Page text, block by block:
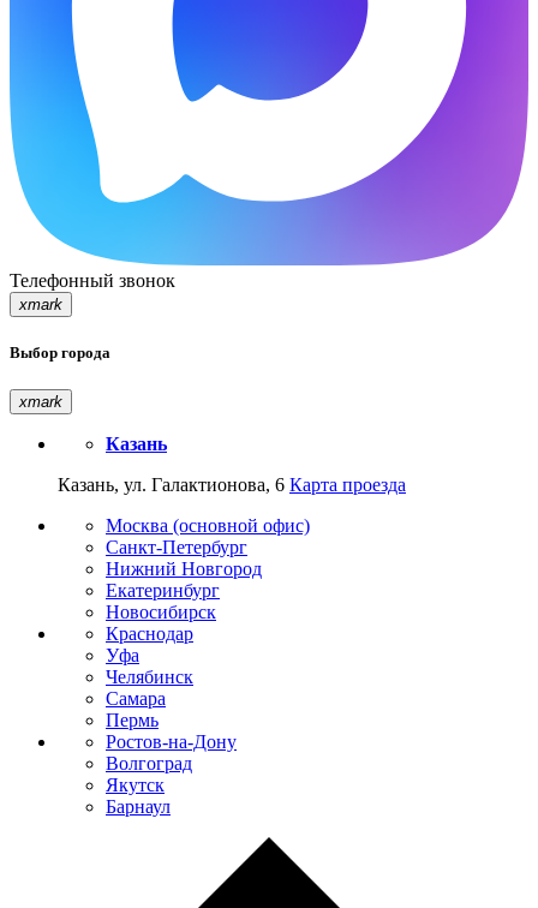
Телефонный звонок
xmark
Выбор города
xmark
Казань
Казань, ул. Галактионова, 6 Карта проезда
Москва (основной офис)
Санкт-Петербург
Нижний Новгород
Екатеринбург
Новосибирск
Краснодар
Уфа
Челябинск
Самара
Пермь
Ростов-на-Дону
Волгоград
Якутск
Барнаул